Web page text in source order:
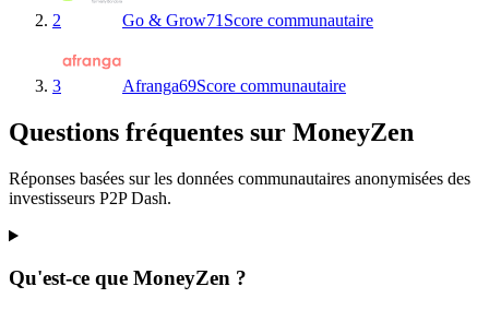
2 Go & Grow71Score communautaire
3 Afranga69Score communautaire
Questions fréquentes sur MoneyZen
Réponses basées sur les données communautaires anonymisées des
investisseurs P2P Dash.
Qu'est-ce que MoneyZen ?